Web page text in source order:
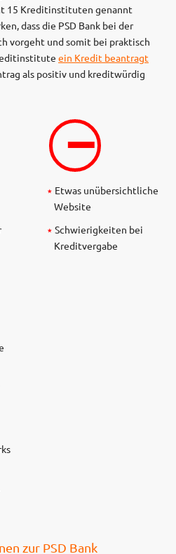
15 Kreditinstituten genannt
dass die PSD Bank bei der
vorgeht und somit bei praktisch
ein Kredit beantragt
als positiv und kreditwürdig
–
Etwas unübersichtliche
Website
Schwierigkeiten bei
Kreditvergabe
zur PSD Bank